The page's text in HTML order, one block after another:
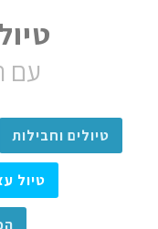
עם
טיולים וחבילות
טיול